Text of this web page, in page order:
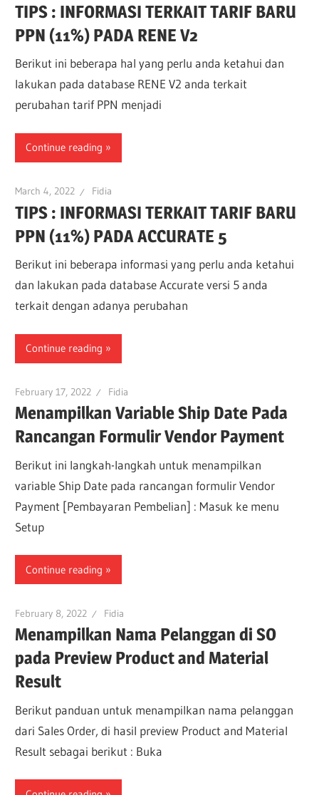
TIPS : INFORMASI TERKAIT TARIF BARU
PPN (11%) PADA RENE V2
Berikut ini beberapa hal yang perlu anda ketahui dan
lakukan pada database RENE V2 anda terkait
perubahan tarif PPN menjadi
Continue reading
March 4, 2022 Fidia
TIPS : INFORMASI TERKAIT TARIF BARU
PPN (11%) PADA ACCURATE 5
Berikut ini beberapa informasi yang perlu anda ketahui
dan lakukan pada database Accurate versi 5 anda
terkait dengan adanya perubahan
Continue reading
February 17, 2022 Fidia
Menampilkan Variable Ship Date Pada
Rancangan Formulir Vendor Payment
Berikut ini langkah-langkah untuk menampilkan
variable Ship Date pada rancangan formulir Vendor
Payment [Pembayaran Pembelian] : Masuk ke menu
Setup
Continue reading
February 8, 2022 Fidia
Menampilkan Nama Pelanggan di SO
pada Preview Product and Material
Result
Berikut panduan untuk menampilkan nama pelanggan
dari Sales Order, di hasil preview Product and Material
Result sebagai berikut : Buka